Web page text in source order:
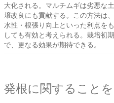
大化される。マルチムギは劣悪な
壌改良にも貢献する。この方法は
水性・根張り向上といった利点を
しても有効と考えられる。栽培初
で、更なる効果が期待できる。
発根に関すること